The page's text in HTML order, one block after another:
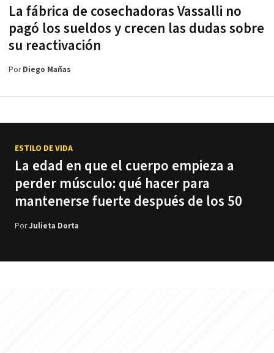
La fábrica de cosechadoras Vassalli no
pagó los sueldos y crecen las dudas sobre
su reactivación
PorDiego Mañas
La edad en que el cuerpo empieza a
perder músculo: qué hacer para
mantenerse fuerte después de los 50
ESTILO DE VIDA
PorJulieta Dorta